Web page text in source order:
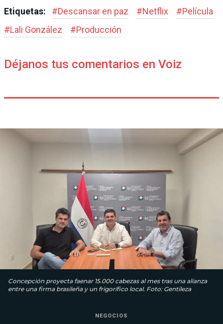
Etiquetas: #Descansar en paz #Netflix #Película
#Lali González #Producción
Déjanos tus comentarios en Voiz
Concepción proyecta faenar 15.000 cabezas al mes tras una alianza
entre una firma brasileña y un frigorífico local. Foto: Gentileza
NEGOCIOS